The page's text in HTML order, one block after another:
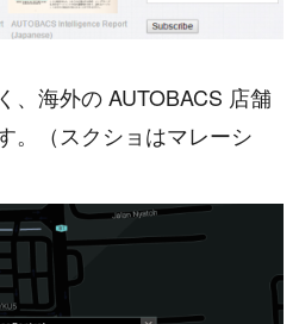
、海外の AUTOBACS 店舗
。（スクショはマレーシ